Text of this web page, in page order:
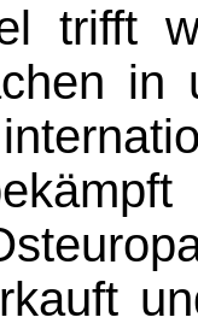
trifft
in